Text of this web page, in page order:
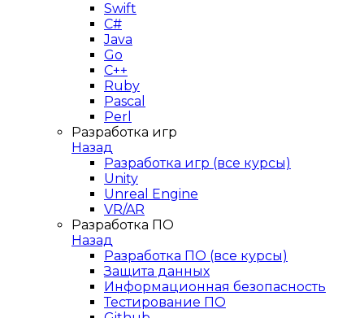
Swift
C#
Java
Go
C++
Ruby
Pascal
Perl
Разработка игр
Назад
Разработка игр (все курсы)
Unity
Unreal Engine
VR/AR
Разработка ПО
Назад
Разработка ПО (все курсы)
Защита данных
Информационная безопасность
Тестирование ПО